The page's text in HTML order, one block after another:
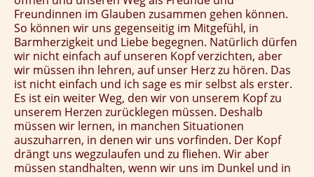
Freundinnen im Glauben zusammen gehen können.
So können wir uns gegenseitig im Mitgefühl, in
Barmherzigkeit und Liebe begegnen. Natürlich dürfen
wir nicht einfach auf unseren Kopf verzichten, aber
wir müssen ihn lehren, auf unser Herz zu hören. Das
ist nicht einfach und ich sage es mir selbst als erster.
Es ist ein weiter Weg, den wir von unserem Kopf zu
unserem Herzen zurücklegen müssen. Deshalb
müssen wir lernen, in manchen Situationen
auszuharren, in denen wir uns vorfinden. Der Kopf
drängt uns wegzulaufen und zu fliehen. Wir aber
müssen standhalten, wenn wir uns im Dunkel und in